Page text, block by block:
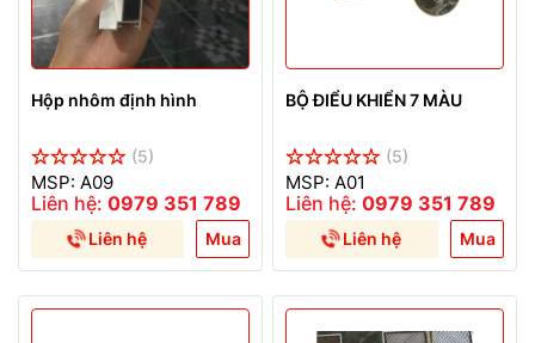
Hộp nhôm định hình
(5)
MSP: A09
Liên hệ: 0979 351 789
Liên hệ Mua
BỘ ĐIỂU KHIỂN 7 MÀU
(5)
MSP: A01
Liên hệ: 0979 351 789
Liên hệ Mua